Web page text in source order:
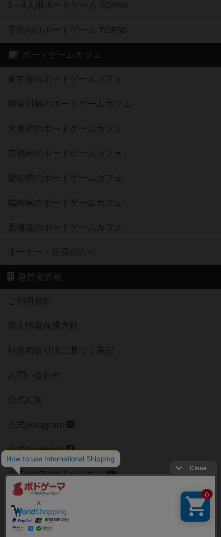
3～4人用ボードゲーム TOP50
子供向けボードゲーム TOP50
ボードゲームカフェ
東京都のボードゲームカフェ
神奈川県のボードゲームカフェ
大阪府のボードゲームカフェ
京都府のボードゲームカフェ
愛知県のボードゲームカフェ
福岡県のボードゲームカフェ
北海道のボードゲームカフェ
オーナー・店長の方へ
運営者情報
ご利用規約
個人情報保護方針
特定商取引法に基づく表記
お問い合わせ
公式X
公式instagram
公式Facebook
公式YouTubeチャンネル